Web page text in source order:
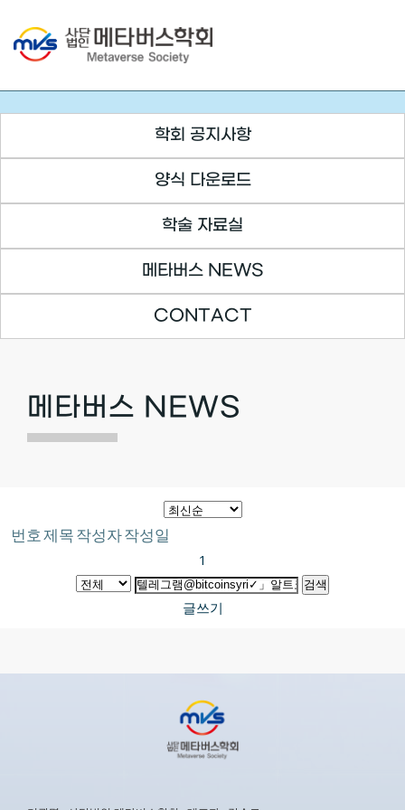
to
content
학회 공지사항
양식 다운로드
학술 자료실
메타버스 NEWS
CONTACT
메타버스 NEWS
번호제목작성자작성일
1
검색
글쓰기